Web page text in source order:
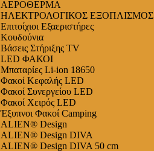
ΑΕΡΟΘΕΡΜΑ
ΗΛΕΚΤΡΟΛΟΓΙΚΟΣ ΕΞΟΠΛΙΣΜΟΣ
Επιτοίχιοι Εξαεριστήρες
Κουδούνια
Βάσεις Στήριξης TV
LED ΦΑΚΟΙ
Μπαταρίες Li-ion 18650
Φακοί Κεφαλής LED
Φακοί Συνεργείου LED
Φακοί Χειρός LED
Έξυπνοι Φακοί Camping
ALIEN® Design
ALIEN® Design DIVA
ALIEN® Design DIVA 50 cm